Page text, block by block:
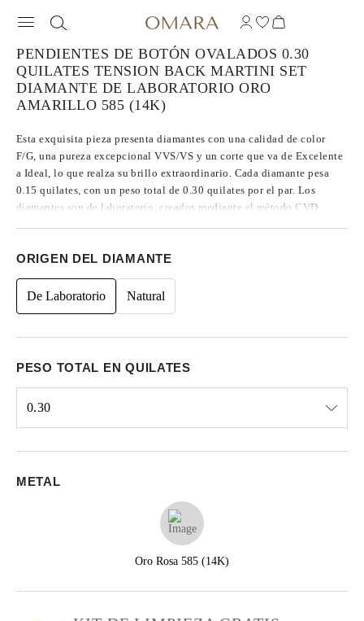
PENDIENTES DE BOTÓN OVALADOS 0.30
QUILATES TENSION BACK MARTINI SET
DIAMANTE DE LABORATORIO ORO
AMARILLO 585 (14K)
Esta exquisita pieza presenta diamantes con una calidad de color
F/G, una pureza excepcional VVS/VS y un corte que va de Excelente
a Ideal, lo que realza su brillo extraordinario. Cada diamante pesa
0.15 quilates, con un peso total de 0.30 quilates por el par. Los
diamantes son de laboratorio, creados mediante el método CVD,
entre sofisticación moderna y lujo atemporal. Libres de
fluorescencia, los diamantes irradian un brillo claro y luminoso. Los
cierres a presión ofrecen un uso cómodo y seguro durante todo el día.
Con un acabado en un engaste tipo martini, el corte ovalado se
ORIGEN DEL DIAMANTE
De Laboratorio Natural
PESO TOTAL EN QUILATES
0.30
METAL
Oro Rosa 585 (14K)